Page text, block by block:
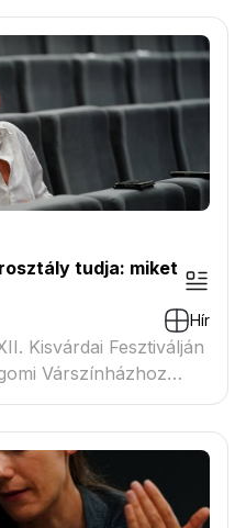
tudja: miket
Hír
Kisvárdai Fesztiválján
Várszínházhoz
és a Római karnevál
Jászai Mari-díjas
az Esztergomi